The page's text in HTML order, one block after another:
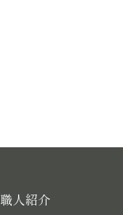
職人紹介